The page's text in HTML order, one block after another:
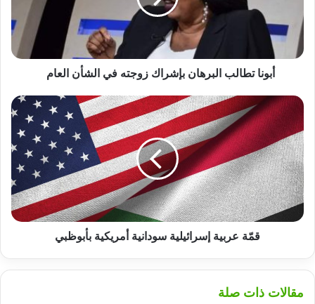
الشأن
العام
أبونا تطالب البرهان بإشراك زوجته في الشأن العام
قمّة
عربية
إسرائيلية
سودانية
أمريكية
بأبوظبي
قمّة عربية إسرائيلية سودانية أمريكية بأبوظبي
مقالات ذات صلة